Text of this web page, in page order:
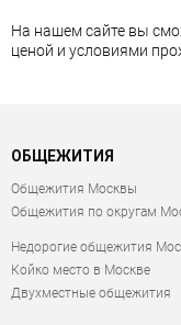
На нашем сайте вы
ценой и условиями
ОБЩЕЖИТИЯ
Общежития Москвы
Общежития по округам
Недорогие общежития
Койко место в Москве
Двухместные общежития